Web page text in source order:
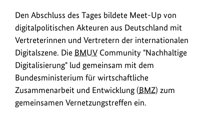
Den Abschluss des Tages bildete Meet-Up von
digitalpolitischen Akteuren aus Deutschland mit
Vertreterinnen und Vertretern der internationalen
Digitalszene. Die BMUV Community "Nachhaltige
Digitalisierung" lud gemeinsam mit dem
Bundesministerium für wirtschaftliche
Zusammenarbeit und Entwicklung (BMZ) zum
gemeinsamen Vernetzungstreffen ein.